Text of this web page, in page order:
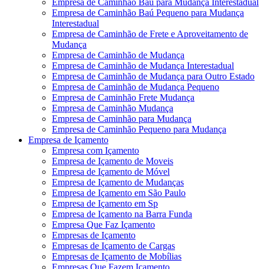
Empresa de Caminhão Baú para Mudança Interestadual
Empresa de Caminhão Baú Pequeno para Mudança
Interestadual
Empresa de Caminhão de Frete e Aproveitamento de
Mudança
Empresa de Caminhão de Mudança
Empresa de Caminhão de Mudança Interestadual
Empresa de Caminhão de Mudança para Outro Estado
Empresa de Caminhão de Mudança Pequeno
Empresa de Caminhão Frete Mudança
Empresa de Caminhão Mudança
Empresa de Caminhão para Mudança
Empresa de Caminhão Pequeno para Mudança
Empresa de Içamento
Empresa com Içamento
Empresa de Içamento de Moveis
Empresa de Içamento de Móvel
Empresa de Içamento de Mudanças
Empresa de Içamento em São Paulo
Empresa de Içamento em Sp
Empresa de Içamento na Barra Funda
Empresa Que Faz Içamento
Empresas de Içamento
Empresas de Içamento de Cargas
Empresas de Içamento de Mobílias
Empresas Que Fazem Içamento